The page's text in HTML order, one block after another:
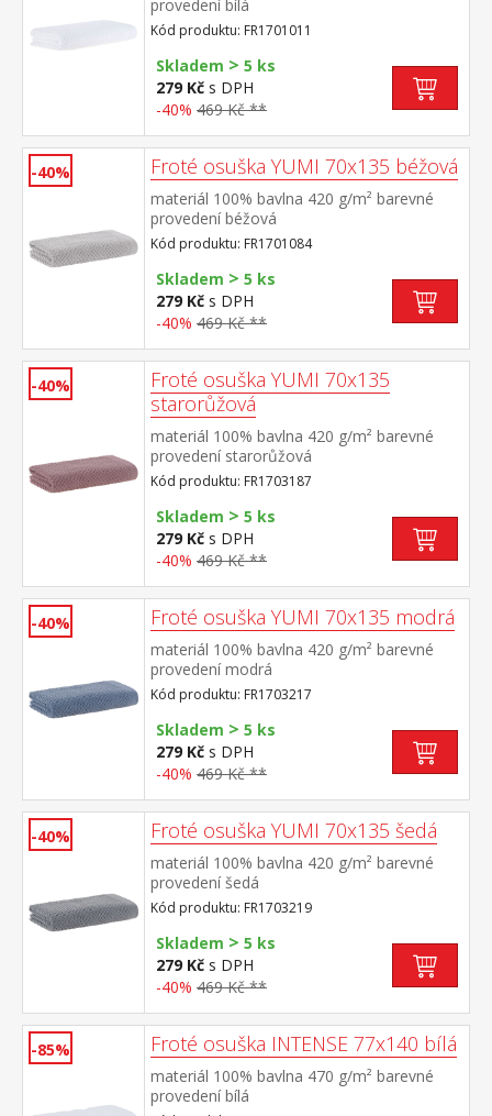
provedení bílá
Kód produktu: FR1701011
Skladem > 5 ks
279 Kč s DPH
-40% 469 Kč **
-40% Froté osuška YUMI 70x135 béžová
materiál 100% bavlna 420 g/m² barevné
provedení béžová
Kód produktu: FR1701084
Skladem > 5 ks
279 Kč s DPH
-40% 469 Kč **
-40%
Froté osuška YUMI 70x135
starorůžová
materiál 100% bavlna 420 g/m² barevné
provedení starorůžová
Kód produktu: FR1703187
Skladem > 5 ks
279 Kč s DPH
-40% 469 Kč **
-40% Froté osuška YUMI 70x135 modrá
materiál 100% bavlna 420 g/m² barevné
provedení modrá
Kód produktu: FR1703217
Skladem > 5 ks
279 Kč s DPH
-40% 469 Kč **
-40% Froté osuška YUMI 70x135 šedá
materiál 100% bavlna 420 g/m² barevné
provedení šedá
Kód produktu: FR1703219
Skladem > 5 ks
279 Kč s DPH
-40% 469 Kč **
-85% Froté osuška INTENSE 77x140 bílá
materiál 100% bavlna 470 g/m² barevné
provedení bílá